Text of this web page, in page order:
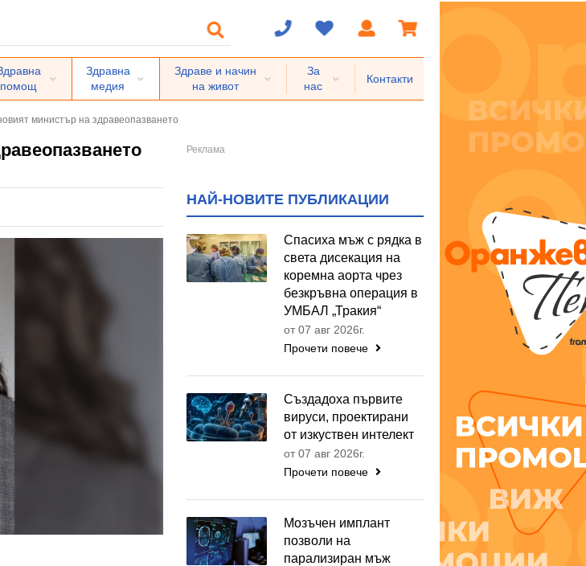
помощ
Здравна
медия
Здраве и начин
на живот
За
нас
Контакти
министър на здравеопазването
НАЙ-НОВИТЕ ПУБЛИКАЦИИ
Спасиха мъж с рядка в
света дисекация на
коремна аорта чрез
безкръвна операция в
УМБАЛ „Тракия“
от 07 авг 2026г.
Прочети повече
Създадоха първите
вируси, проектирани
от изкуствен интелект
от 07 авг 2026г.
Прочети повече
Мозъчен имплант
позволи на
парализиран мъж